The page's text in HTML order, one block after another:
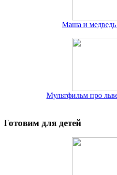
Маша и медведь
Мультфильм про
Готовим для детей